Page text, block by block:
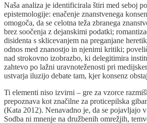
Naša analiza je identificirala štiri med seboj
epistemologije: enačenje znanstvenega
omogoča, da se celotna teža zbranega
brez soočenja z dejanskimi podatki;
disidenta s sklicevanjem na preganjane
odnos med znanostjo in njenimi kritiki;
nad strokovno izobrazbo, ki delegitimira
zahtevo po lažni uravnoteženosti pri
ustvarja iluzijo debate tam, kjer konsenz
Ti elementi niso izvirni – gre za vzorce
prepoznava kot značilne za proticepilska
(Kata 2012). Nenavadno je, da se pojavljajo
Sodba ni mnenje na družbenih omrežjih,